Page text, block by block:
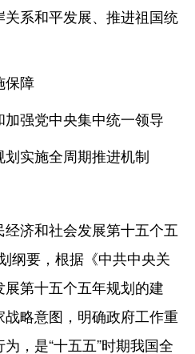
和平发展、推进祖国统
保障
党中央集中统一领导
施全周期推进机制
济和社会发展第十五个五
纲要，根据《中共中央关
第十五个五年规划的建
略意图，明确政府工作重
，是“十五五”时期我国全